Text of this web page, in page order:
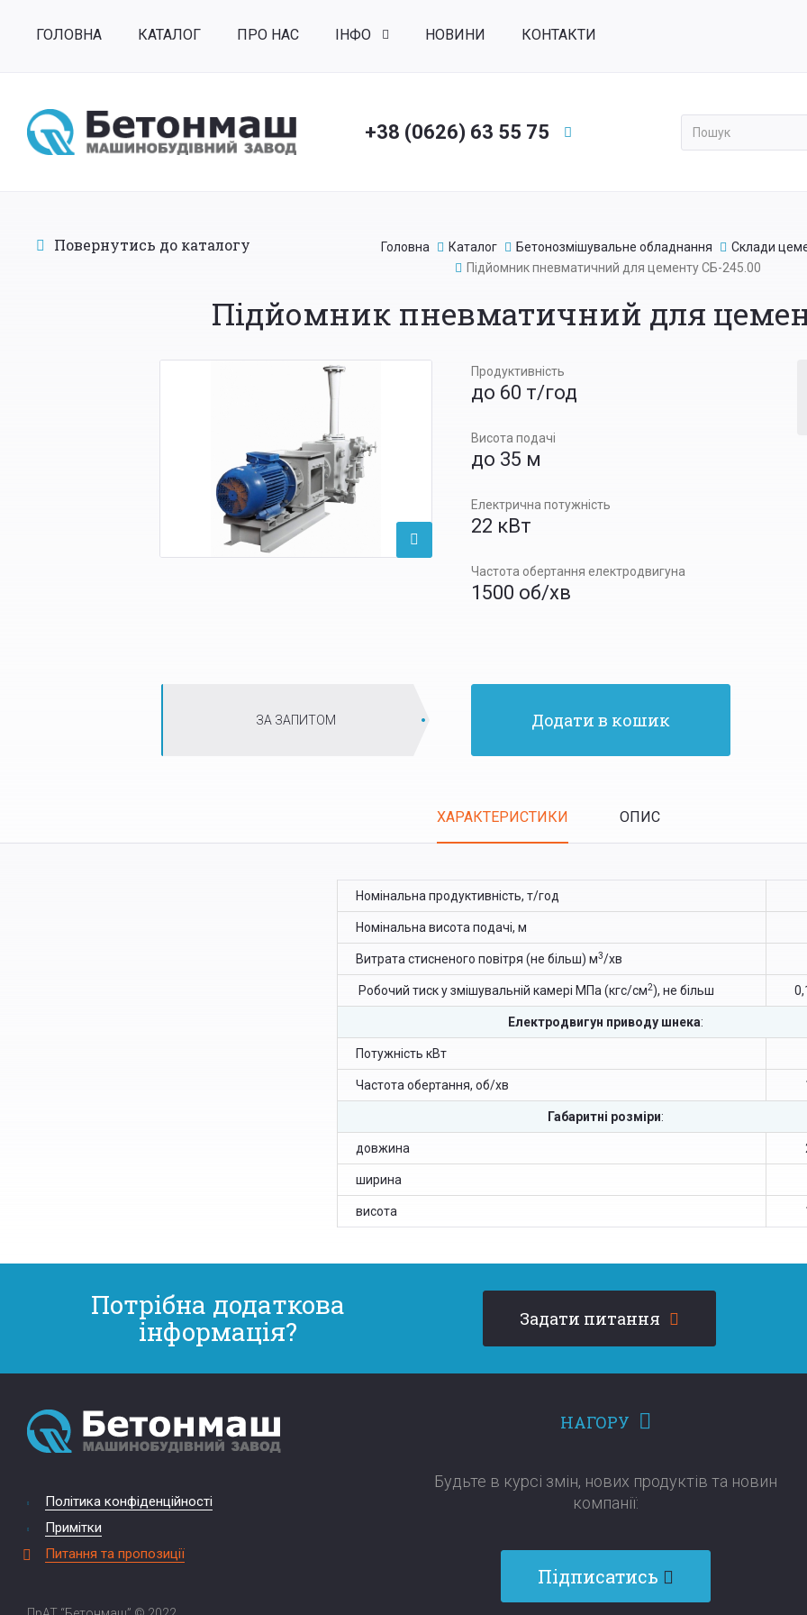
ГОЛОВНА КАТАЛОГ ПРО НАС ІНФО НОВИНИ КОНТАКТИ
+38 (0626) 63 55 75
Применить
Повернутись до каталогу Головна Каталог Бетонозмішувальне обладнання
Склади
Підйомник пневматичний для цементу СБ-245.00
Підйомник пневматичний для
Продуктивність
до 60 т/год
Висота подачі
до 35 м
Електрична потужність
22 кВт
Частота обертання електродвигуна
1500 об/хв
ЗА ЗАПИТОМ Додати в кошик
ХАРАКТЕРИСТИКИ
TAB)
ОПИС
Номінальна продуктивність, т/год
Номінальна висота подачі, м
Витрата стисненого повітря (не більш) м3/хв
Робочий тиск у змішувальній камері МПа (кгс/см2), не більш
Електродвигун приводу шнека:
Потужність кВт
Частота обертання, об/хв
Габаритні розміри:
довжина
ширина
висота
Потрібна додаткова
інформація?
Задати питання
Політика конфіденційності
Примітки
Питання та пропозиції
НАГОРУ
Будьте в курсі змін, нових продуктів та новин
компанії:​​​​​​​
Підписатись